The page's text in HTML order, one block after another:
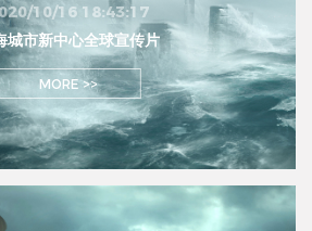
10/16 18:43:17
城市新中心全球宣传片
MORE >>